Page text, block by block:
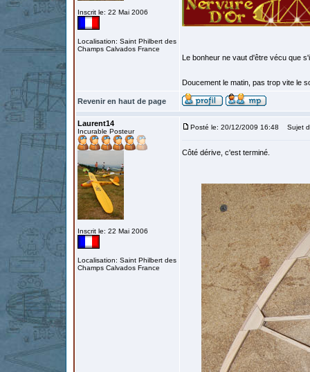
Inscrit le: 22 Mai 2006
Localisation: Saint Philbert des
Champs Calvados France
Le bonheur ne vaut d'être vécu que
Doucement le matin, pas trop vite le
Revenir en haut de page
Laurent14
Incurable Posteur
Inscrit le: 22 Mai 2006
Localisation: Saint Philbert des
Champs Calvados France
Posté le: 20/12/2009 16:48 Sujet
Côté dérive, c'est terminé.